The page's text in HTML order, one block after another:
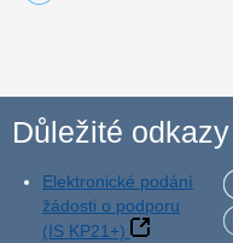
Důležité odkazy
Elektronické podání
žádosti o podporu
(IS KP21+)